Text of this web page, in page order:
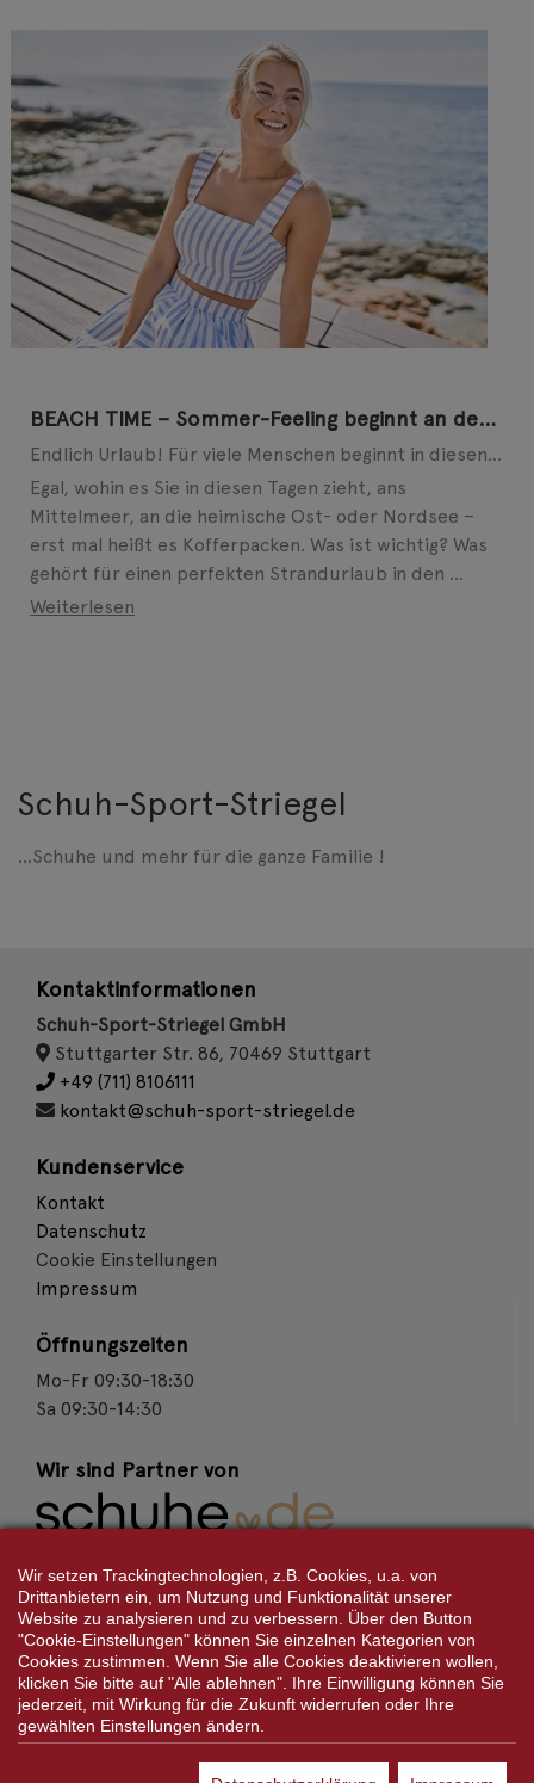
BEACH TIME – Sommer-Feeling beginnt an den Füßen
Endlich Urlaub! Für viele Menschen beginnt in diesen Tagen die schönste Zeit des Jahres. Ob allein, ...
Egal, wohin es Sie in diesen Tagen zieht, ans
Mittelmeer, an die heimische Ost- oder Nordsee –
erst mal heißt es Kofferpacken. Was ist wichtig? Was
gehört für einen perfekten Strandurlaub in den ...
Weiterlesen
Schuh-Sport-Striegel
...Schuhe und mehr für die ganze Familie !
Kontaktinformationen
Schuh-Sport-Striegel GmbH
Stuttgarter Str. 86, 70469 Stuttgart
+49 (711) 8106111
kontakt@schuh-sport-striegel.de
Kundenservice
Kontakt
Datenschutz
Cookie Einstellungen
Impressum
Öffnungszeiten
Mo-Fr 09:30-18:30
Sa 09:30-14:30
Wir sind Partner von
Weitere Partner
Folgen Sie uns:
Wir setzen Trackingtechnologien, z.B. Cookies, u.a. von
Drittanbietern ein, um Nutzung und Funktionalität unserer
Website zu analysieren und zu verbessern. Über den Button
"Cookie-Einstellungen" können Sie einzelnen Kategorien von
Cookies zustimmen. Wenn Sie alle Cookies deaktivieren wollen,
klicken Sie bitte auf "Alle ablehnen". Ihre Einwilligung können Sie
jederzeit, mit Wirkung für die Zukunft widerrufen oder Ihre
gewählten Einstellungen ändern.